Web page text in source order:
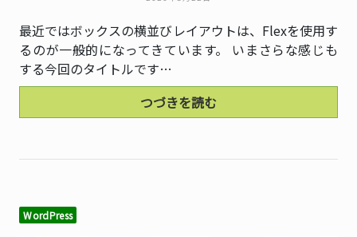
最近ではボックスの横並びレイアウトは、Flexを使用す
るのが一般的になってきています。 いまさらな感じも
する今回のタイトルです…
つづきを読む
WordPress